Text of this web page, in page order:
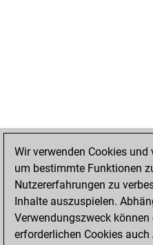
Wir verwenden Cookies
um bestimmte Funktionen
Nutzererfahrungen zu
Inhalte auszuspielen.
Verwendungszweck
erforderlichen Cookies